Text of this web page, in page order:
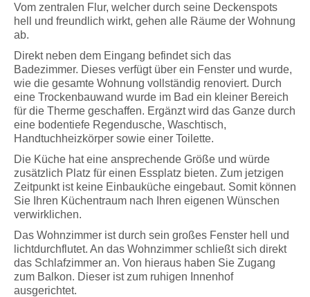
Vom zentralen Flur, welcher durch seine Deckenspots
hell und freundlich wirkt, gehen alle Räume der Wohnung
ab.
Direkt neben dem Eingang befindet sich das
Badezimmer. Dieses verfügt über ein Fenster und wurde,
wie die gesamte Wohnung vollständig renoviert. Durch
eine Trockenbauwand wurde im Bad ein kleiner Bereich
für die Therme geschaffen. Ergänzt wird das Ganze durch
eine bodentiefe Regendusche, Waschtisch,
Handtuchheizkörper sowie einer Toilette.
Die Küche hat eine ansprechende Größe und würde
zusätzlich Platz für einen Essplatz bieten. Zum jetzigen
Zeitpunkt ist keine Einbauküche eingebaut. Somit können
Sie Ihren Küchentraum nach Ihren eigenen Wünschen
verwirklichen.
Das Wohnzimmer ist durch sein großes Fenster hell und
lichtdurchflutet. An das Wohnzimmer schließt sich direkt
das Schlafzimmer an. Von hieraus haben Sie Zugang
zum Balkon. Dieser ist zum ruhigen Innenhof
ausgerichtet.